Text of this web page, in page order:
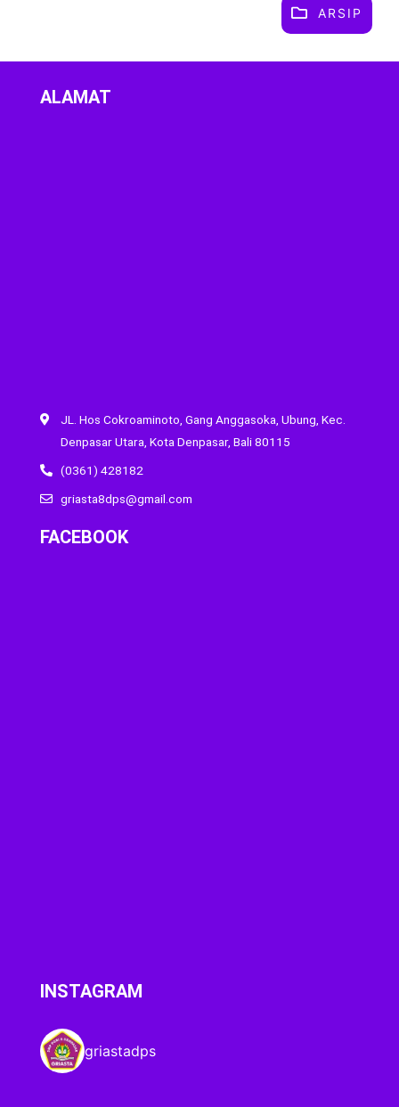
ARSIP
ALAMAT
JL. Hos Cokroaminoto, Gang Anggasoka, Ubung, Kec.
Denpasar Utara, Kota Denpasar, Bali 80115
(0361) 428182
griasta8dps@gmail.com
FACEBOOK
INSTAGRAM
griastadps